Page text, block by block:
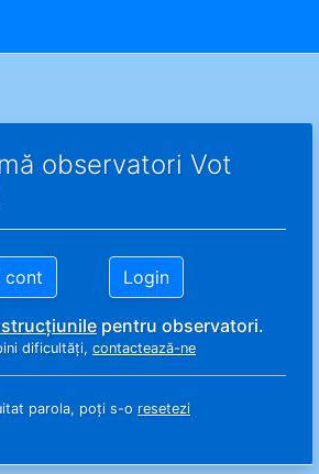
observatori Vot
cont Login
pentru observatori.
dificultăți, contactează-ne
parola, poți s-o resetezi